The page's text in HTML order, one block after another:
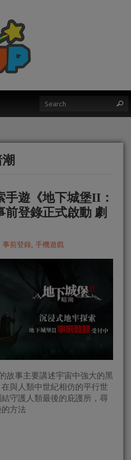
手遊《地下城堡II：
前登錄正式啟動 劇
事前登錄, 手機遊戲
故事主要講述宇宙中強大的黑
與人類中世紀相仿的平行世
守護人類最後的庇護所，尋
方法